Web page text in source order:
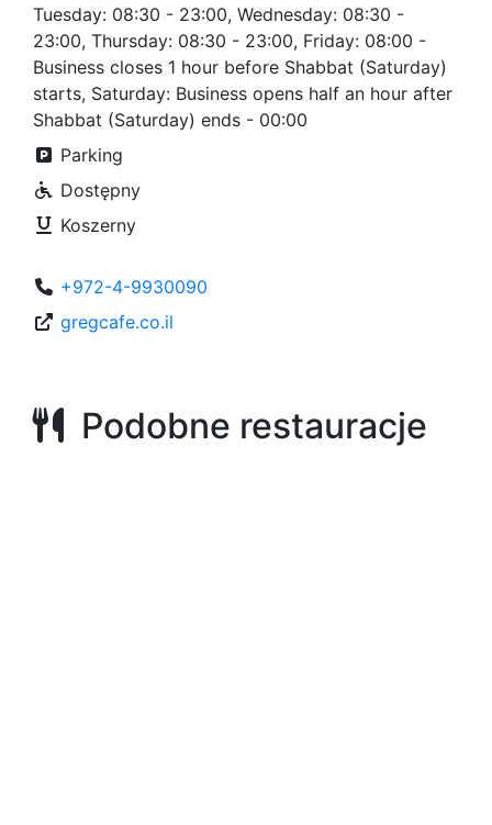
Tuesday: 08:30 - 23:00, Wednesday: 08:30 -
23:00, Thursday: 08:30 - 23:00, Friday: 08:00 -
Business closes 1 hour before Shabbat (Saturday)
starts, Saturday: Business opens half an hour after
Shabbat (Saturday) ends - 00:00
Parking
Dostępny
Koszerny
+972-4-9930090
gregcafe.co.il
Podobne restauracje